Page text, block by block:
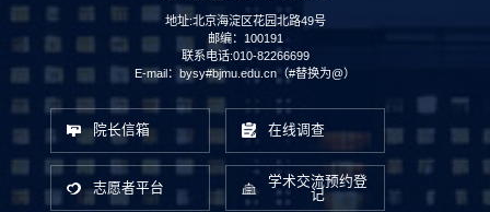
地址:北京海淀区花园北路49号
邮编：100191
联系电话:010-82266699
E-mail：bysy#bjmu.edu.cn（#替换为@）
院长信箱 在线调查
志愿者平台
学术交流预约登
记